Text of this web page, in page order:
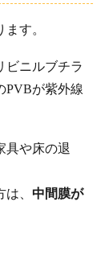
す。
ビニルブチラ
PVBが紫外線
具や床の退
、 中間膜が